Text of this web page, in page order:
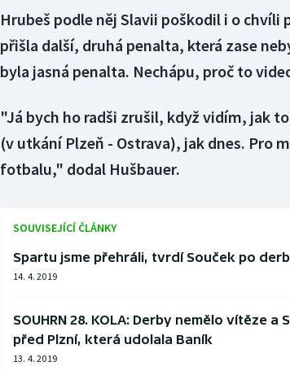
Hrubeš podle něj Slavii poškodil i o chvíli
přišla další, druhá penalta, která zase
byla jasná penalta. Nechápu, proč to
"Já bych ho radši zrušil, když vidím, jak
(v utkání Plzeň - Ostrava), jak dnes. Pro
fotbalu," dodal Hušbauer.
SOUVISEJÍCÍ ČLÁNKY
Spartu jsme přehráli, tvrdí Souček po
14. 4. 2019
SOUHRN 28. KOLA: Derby nemělo vítěze
před Plzní, která udolala Baník
13. 4. 2019